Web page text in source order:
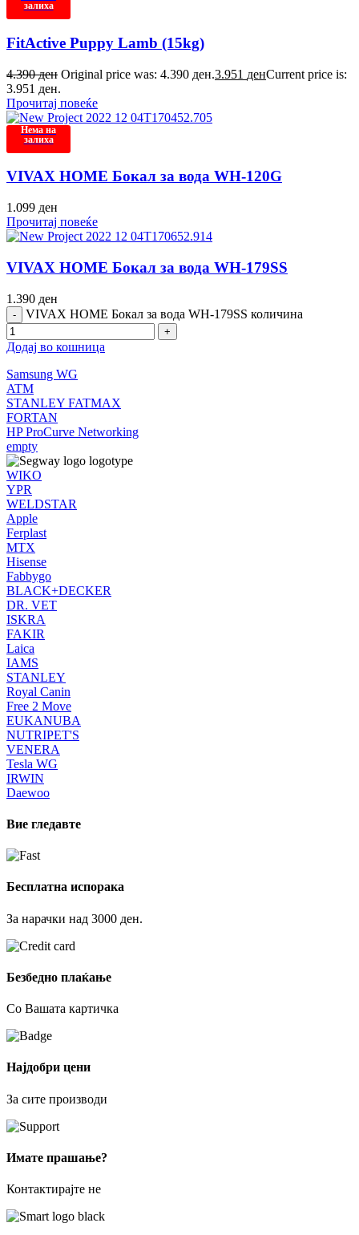
залиха
FitActive Puppy Lamb (15kg)
4.390ден Original price was: 4.390 ден.3.951 денCurrent price is:
3.951 ден.
Прочитај повеќе
Нема на
залиха
VIVAX HOME Бокал за вода WH-120G
1.099 ден
Прочитај повеќе
VIVAX HOME Бокал за вода WH-179SS
1.390 ден
VIVAX HOME Бокал за вода WH-179SS количина
Додај во кошница
Samsung WG
ATM
STANLEY FATMAX
FORTAN
HP ProCurve Networking
empty
WIKO
YPR
WELDSTAR
Apple
Ferplast
MTX
Hisense
Fabbygo
BLACK+DECKER
DR. VET
ISKRA
FAKIR
Laica
IAMS
STANLEY
Royal Canin
Free 2 Move
EUKANUBA
NUTRIPET'S
VENERA
Tesla WG
IRWIN
Daewoo
Вие гледавте
Бесплатна испорака
За нарачки над 3000 ден.
Безбедно плаќање
Со Вашата картичка
Најдобри цени
За сите производи
Имате прашање?
Контактирајте не